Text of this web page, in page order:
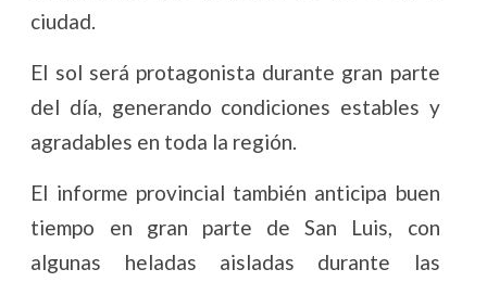
ciudad.
El sol será protagonista durante gran parte
del día, generando condiciones estables y
agradables en toda la región.
El informe provincial también anticipa buen
tiempo en gran parte de San Luis, con
algunas heladas aisladas durante las